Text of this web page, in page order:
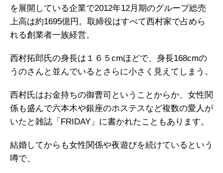
を展開している企業で2012年12月期のグループ総売
上高は約1695億円。取締役はすべて西村家で占めら
れる創業者一族経営。
西村拓郎氏の身長は１６５cmほどで、身長168cmの
うのさんと並んでいるとさらに小さく見えてしまう。
西村氏はお金持ちの御曹司ということからか、女性関
係も盛んで六本木や銀座のホステスなど複数の愛人が
いたと雑誌「FRIDAY」に書かれたこともあります。
結婚してからも女性関係や夜遊びを続けているという
噂で、